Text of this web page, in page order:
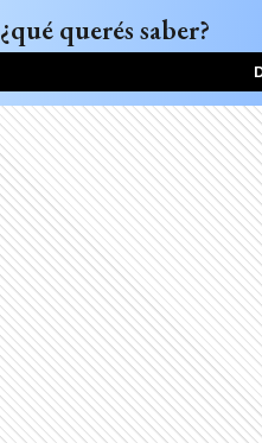
¿qué querés saber?